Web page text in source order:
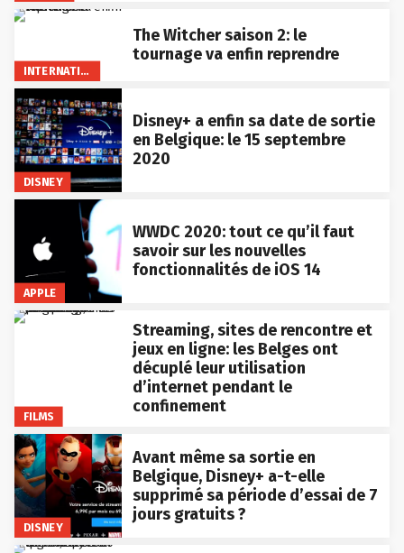
INTERNATIONAL
The Witcher saison 2: le
tournage va enfin reprendre
DISNEY
Disney+ a enfin sa date de sortie
en Belgique: le 15 septembre
2020
APPLE
WWDC 2020: tout ce qu’il faut
savoir sur les nouvelles
fonctionnalités de iOS 14
FILMS
Streaming, sites de rencontre et
jeux en ligne: les Belges ont
décuplé leur utilisation
d’internet pendant le
confinement
DISNEY
Avant même sa sortie en
Belgique, Disney+ a-t-elle
supprimé sa période d’essai de 7
jours gratuits ?